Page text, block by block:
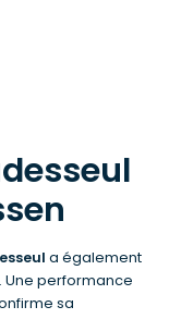
a également
. Une performance
sa